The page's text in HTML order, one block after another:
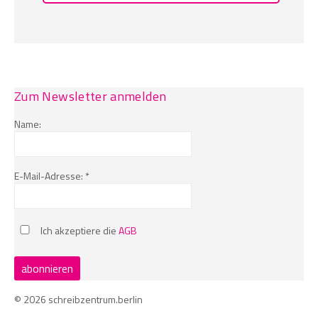
Zum Newsletter anmelden
Name:
E-Mail-Adresse: *
Ich akzeptiere dieAGB
© 2026 schreibzentrum.berlin